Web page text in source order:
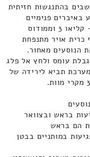
בהתנגשות חזיתית
פנימיים
ולמות. רנו פיתחה ומשווקת בדגמי ה- קליאו 3 וממודוס
כרית אויר מתנפחת
הנוסעים מאחור.
עומס ולחץ אל פלג
תביא לירידה של
בראש ובצוואר
הם בראש
במותניים בבטן